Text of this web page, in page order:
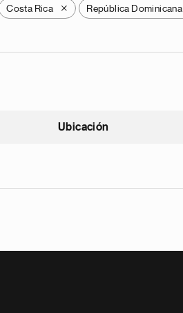
Costa Rica X República Dominicana
Ubicación